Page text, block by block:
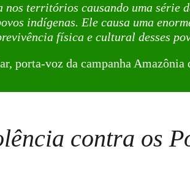
nos territórios causando uma série
indígenas. Ele causa uma
física e cultural desses
porta-voz da campanha Amazônia
contra os